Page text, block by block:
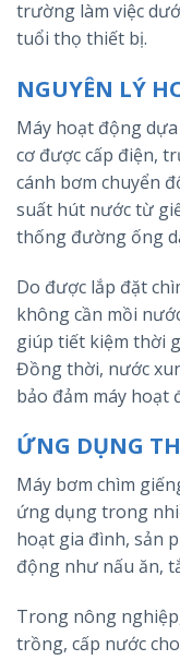
trường làm việc
tuổi thọ thiết bị.
NGUYÊN LÝ
Máy hoạt động
cơ được cấp điện,
cánh bơm chuyển
suất hút nước từ
thống đường ống
Do được lắp đặt
không cần mồi
giúp tiết kiệm thời
Đồng thời, nước
bảo đảm máy hoạt
ỨNG DỤNG
Máy bơm chìm
ứng dụng trong
hoạt gia đình, sản
động như nấu ăn,
Trong nông
trồng, cấp nước